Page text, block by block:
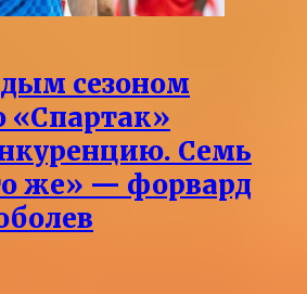
сезоном
«Спартак»
Семь
же» — форвард